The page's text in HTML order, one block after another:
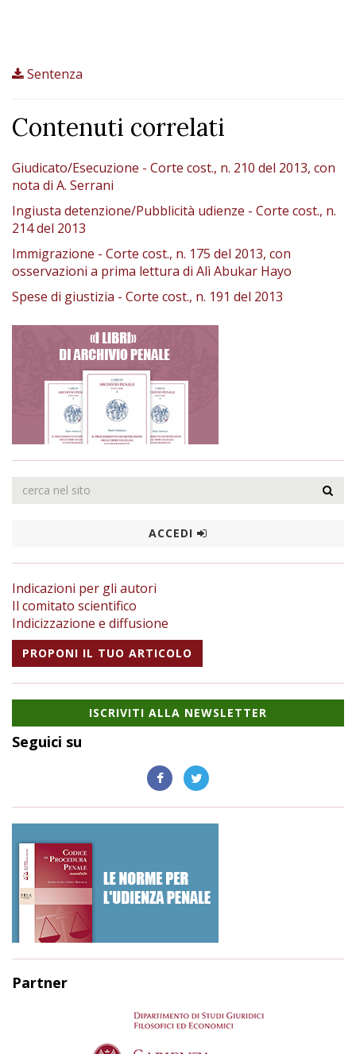
Sentenza
Contenuti correlati
Giudicato/Esecuzione - Corte cost., n. 210 del 2013, con
nota di A. Serrani
Ingiusta detenzione/Pubblicità udienze - Corte cost., n.
214 del 2013
Immigrazione - Corte cost., n. 175 del 2013, con
osservazioni a prima lettura di Alì Abukar Hayo
Spese di giustizia - Corte cost., n. 191 del 2013
ACCEDI
Indicazioni per gli autori
Il comitato scientifico
Indicizzazione e diffusione
PROPONI IL TUO ARTICOLO
ISCRIVITI ALLA NEWSLETTER
Seguici su
Partner